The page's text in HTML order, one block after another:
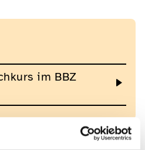
im BBZ